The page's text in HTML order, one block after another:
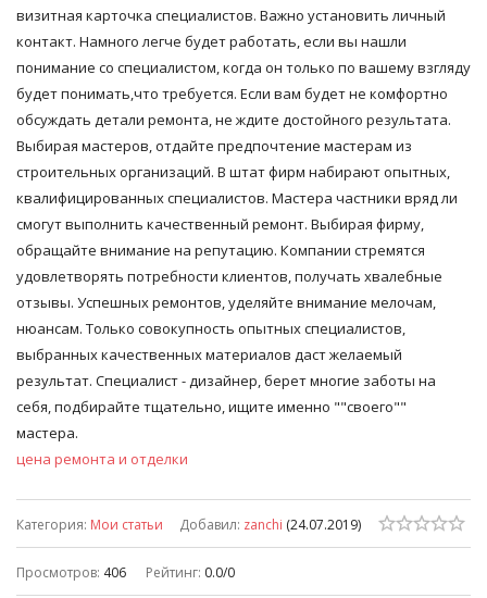
визитная карточка специалистов. Важно установить личный
контакт. Намного легче будет работать, если вы нашли
понимание со специалистом, когда он только по вашему взгляду
будет понимать,что требуется. Если вам будет не комфортно
обсуждать детали ремонта, не ждите достойного результата.
Выбирая мастеров, отдайте предпочтение мастерам из
строительных организаций. В штат фирм набирают опытных,
квалифицированных специалистов. Мастера частники вряд ли
смогут выполнить качественный ремонт. Выбирая фирму,
обращайте внимание на репутацию. Компании стремятся
удовлетворять потребности клиентов, получать хвалебные
отзывы. Успешных ремонтов, уделяйте внимание мелочам,
нюансам. Только совокупность опытных специалистов,
выбранных качественных материалов даст желаемый
результат. Специалист - дизайнер, берет многие заботы на
себя, подбирайте тщательно, ищите именно ""своего""
мастера.
цена ремонта и отделки
Категория: Мои статьи Добавил: zanchi (24.07.2019)
Просмотров: 406 Рейтинг: 0.0/0